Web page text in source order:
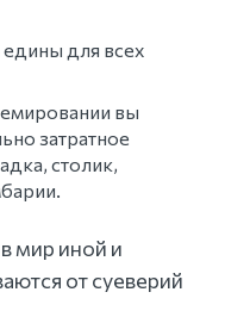
для всех
вы
затратное
столик,
мир иной и
от суеверий